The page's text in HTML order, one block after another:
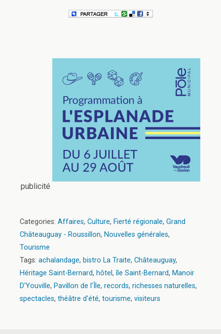
publicité
Categories: Affaires, Culture, Fierté régionale, Grand
Châteauguay - Roussillon, Nouvelles générales,
Tourisme
Tags: achalandage, bistro La Traite, Châteauguay,
Héritage Saint-Bernard, hôtel ,île Saint-Bernard, Manoir
D'Youville, Pavillon de l'Île, records, richesses naturelles,
spectacles, théâtre d'été, tourisme, visiteurs